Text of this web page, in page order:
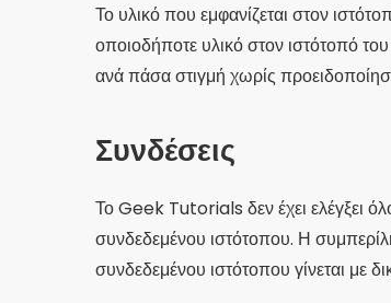
Το υλικό που εμφανίζεται στον
οποιοδήποτε υλικό στον ιστότοπό
ανά πάσα στιγμή χωρίς
Συνδέσεις
Το Geek Tutorials δεν έχει ελέγξει
συνδεδεμένου ιστότοπου. Η
συνδεδεμένου ιστότοπου γίνεται με